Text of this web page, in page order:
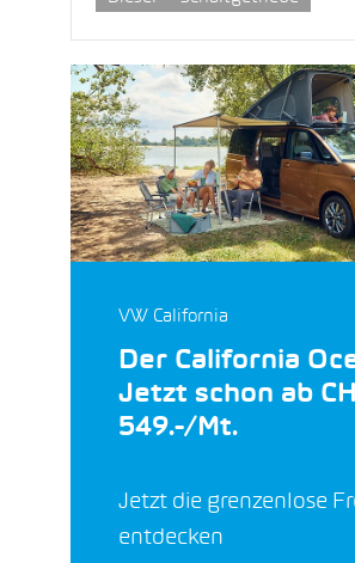
VW California
Der California
Jetzt schon ab
549.-/Mt.
Jetzt die grenzenlose
entdecken